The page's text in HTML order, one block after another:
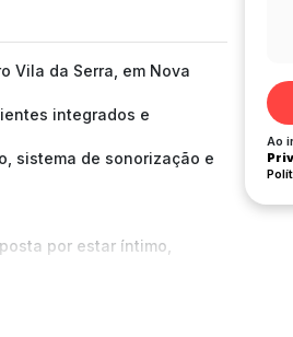
Vila da Serra, em Nova
integrados e
sistema de sonorização e
por estar íntimo,
2 despensas e
Ao